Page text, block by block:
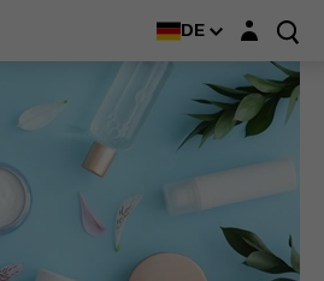
DE Login-Maske